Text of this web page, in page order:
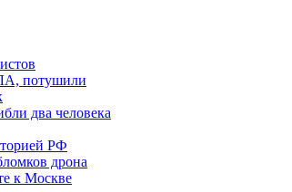
потушили
два человека
РФ
дрона
к Москве